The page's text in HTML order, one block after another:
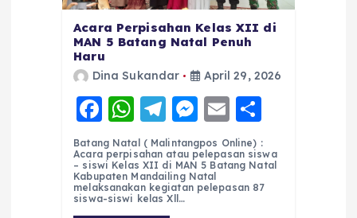
Acara Perpisahan Kelas XII di
MAN 5 Batang Natal Penuh
Haru
Dina Sukandar April 29, 2026
F
a
c
e
b
W
h
a
ts
A
T
el
e
g
r
M
e
ss
e
E
m
ai
l
h
a
re
Batang Natal ( Malintangpos Online) :
Acara perpisahan atau pelepasan siswa
– siswi Kelas XII di MAN 5 Batang Natal
Kabupaten Mandailing Natal
melaksanakan kegiatan pelepasan 87
siswa-siswi kelas Xll…